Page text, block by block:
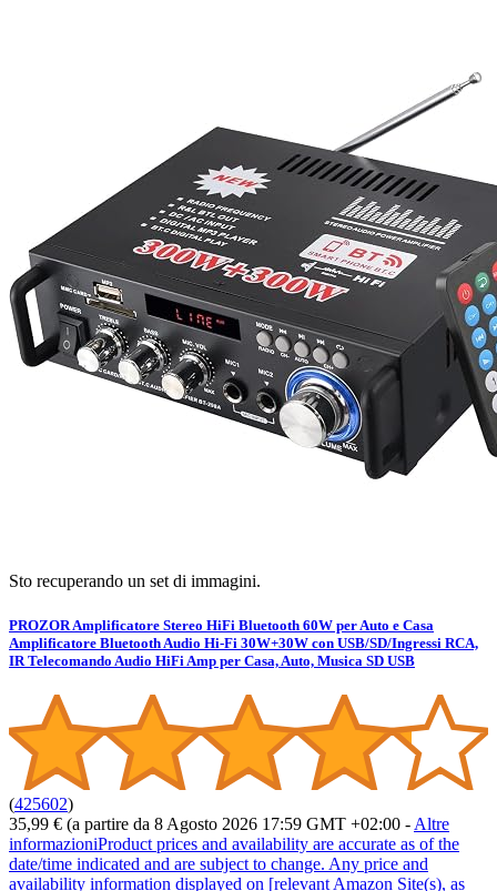
Sto recuperando un set di immagini.
PROZOR Amplificatore Stereo HiFi Bluetooth 60W per Auto e Casa
Amplificatore Bluetooth Audio Hi-Fi 30W+30W con USB/SD/Ingressi RCA,
IR Telecomando Audio HiFi Amp per Casa, Auto, Musica SD USB
(425602)
35,99 € (a partire da 8 Agosto 2026 17:59 GMT +02:00 - Altre
informazioniProduct prices and availability are accurate as of the
date/time indicated and are subject to change. Any price and
availability information displayed on [relevant Amazon Site(s), as